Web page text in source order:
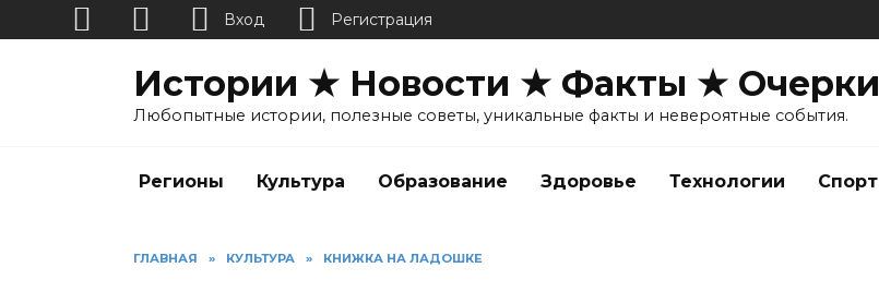
Истории ★ Новости ★ Факты ★ Очерки
Любопытные истории, полезные советы, уникальные факты и невероятные события.
Регионы Культура Образование Здоровье Технологии Спорт
ГЛАВНАЯ » КУЛЬТУРА » КНИЖКА НА ЛАДОШКЕ
Вход Регистрация